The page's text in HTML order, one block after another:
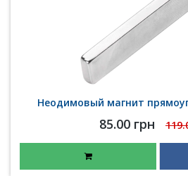
Неодимовый магнит
85.00 грн